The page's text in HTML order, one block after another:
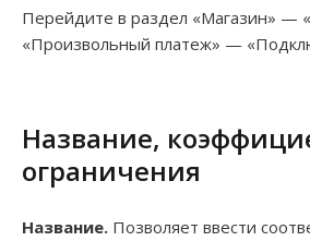
Перейдите в раздел «Магазин» —
«Произвольный платеж» —
Название,
ограничения
Название. Позволяет ввести